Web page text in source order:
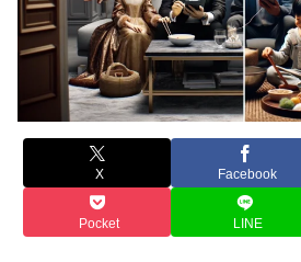
X Facebook
Pocket LINE